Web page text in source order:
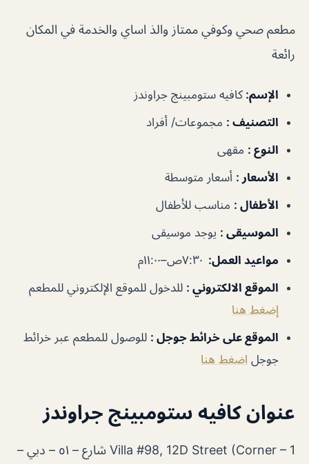
مطعم صحي وكوفي ممتاز والذ اساي والخدمة في المكان
رائعة
الإسم: كافيه ستومبينج جراوندز
التصنيف : مجموعات/ أفراد
النوع : مقهى
الأسعار : أسعار متوسطة
الأطفال : مناسب للأطفال
الموسيقى : يوجد موسيقى
مواعيد العمل: ٧:٣٠ص–١١:٠٠م
الموقع الالكتروني : للدخول للموقع الإلكتروني للمطعم
إضغط هنا
الموقع على خرائط جوجل : للوصول للمطعم عبر خرائط
جوجل اضغط هنا
عنوان كافيه ستومبينج جراوندز
Villa #98, 12D Street (Corner – 1 شارع – ٥١ – دبي –